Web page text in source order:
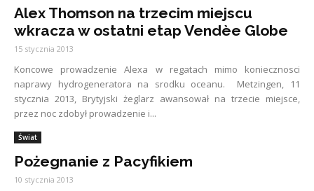
Alex Thomson na trzecim miejscu
wkracza w ostatni etap Vendèe Globe
15 stycznia 2013
Koncowe prowadzenie Alexa w regatach mimo koniecznosci
naprawy hydrogeneratora na srodku oceanu. Metzingen, 11
stycznia 2013, Brytyjski żeglarz awansował na trzecie miejsce,
przez noc zdobył prowadzenie i...
Świat
Pożegnanie z Pacyfikiem
10 stycznia 2013